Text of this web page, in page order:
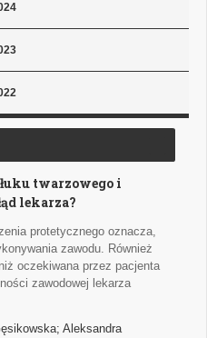
twarzowego i
lekarza?
protetycznego oznacza,
zawodu. Również
oczekiwana przez pacjenta
zawodowej lekarza
Aleksandra